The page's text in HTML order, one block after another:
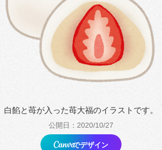
白餡と苺が入った苺大福のイラストです。
公開日：2020/10/27
でデザイン